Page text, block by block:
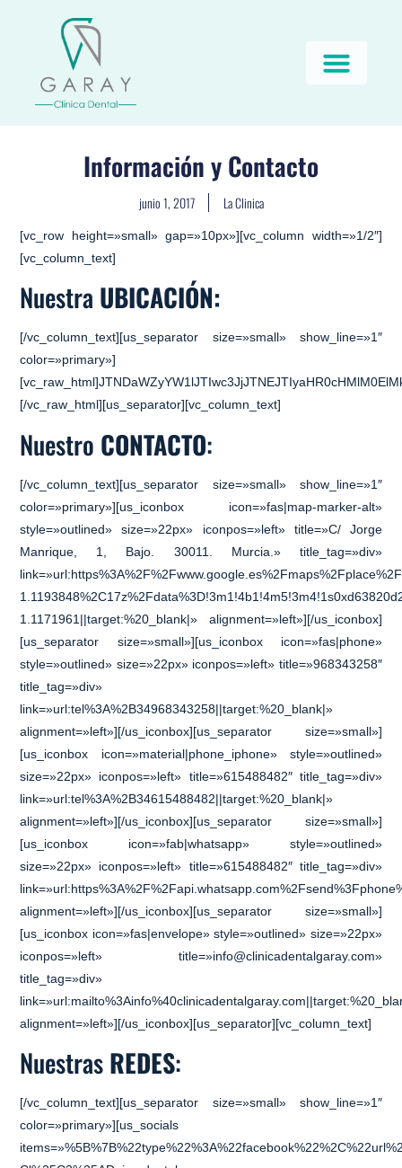
Información y Contacto
junio 1, 2017 La Clinica
[vc_row height=»small» gap=»10px»][vc_column width=»1/2″]
[vc_column_text]
Nuestra UBICACIÓN:
[/vc_column_text][us_separator size=»small» show_line=»1″
color=»primary»]
[/vc_raw_html][us_separator][vc_column_text]
Nuestro CONTACTO:
[/vc_column_text][us_separator size=»small» show_line=»1″
color=»primary»][us_iconbox icon=»fas|map-marker-alt»
style=»outlined» size=»22px» iconpos=»left» title=»C/ Jorge
Manrique, 1, Bajo. 30011. Murcia.» title_tag=»div»
1.1171961||target:%20_blank|» alignment=»left»][/us_iconbox]
[us_separator size=»small»][us_iconbox icon=»fas|phone»
style=»outlined» size=»22px» iconpos=»left» title=»968343258″
title_tag=»div»
link=»url:tel%3A%2B34968343258||target:%20_blank|»
alignment=»left»][/us_iconbox][us_separator size=»small»]
[us_iconbox icon=»material|phone_iphone» style=»outlined»
size=»22px» iconpos=»left» title=»615488482″ title_tag=»div»
link=»url:tel%3A%2B34615488482||target:%20_blank|»
alignment=»left»][/us_iconbox][us_separator size=»small»]
[us_iconbox icon=»fab|whatsapp» style=»outlined»
size=»22px» iconpos=»left» title=»615488482″ title_tag=»div»
alignment=»left»][/us_iconbox][us_separator size=»small»]
[us_iconbox icon=»fas|envelope» style=»outlined» size=»22px»
iconpos=»left» title=»info@clinicadentalgaray.com»
title_tag=»div»
alignment=»left»][/us_iconbox][us_separator][vc_column_text]
NuestrasREDES:
[/vc_column_text][us_separator size=»small» show_line=»1″
color=»primary»][us_socials